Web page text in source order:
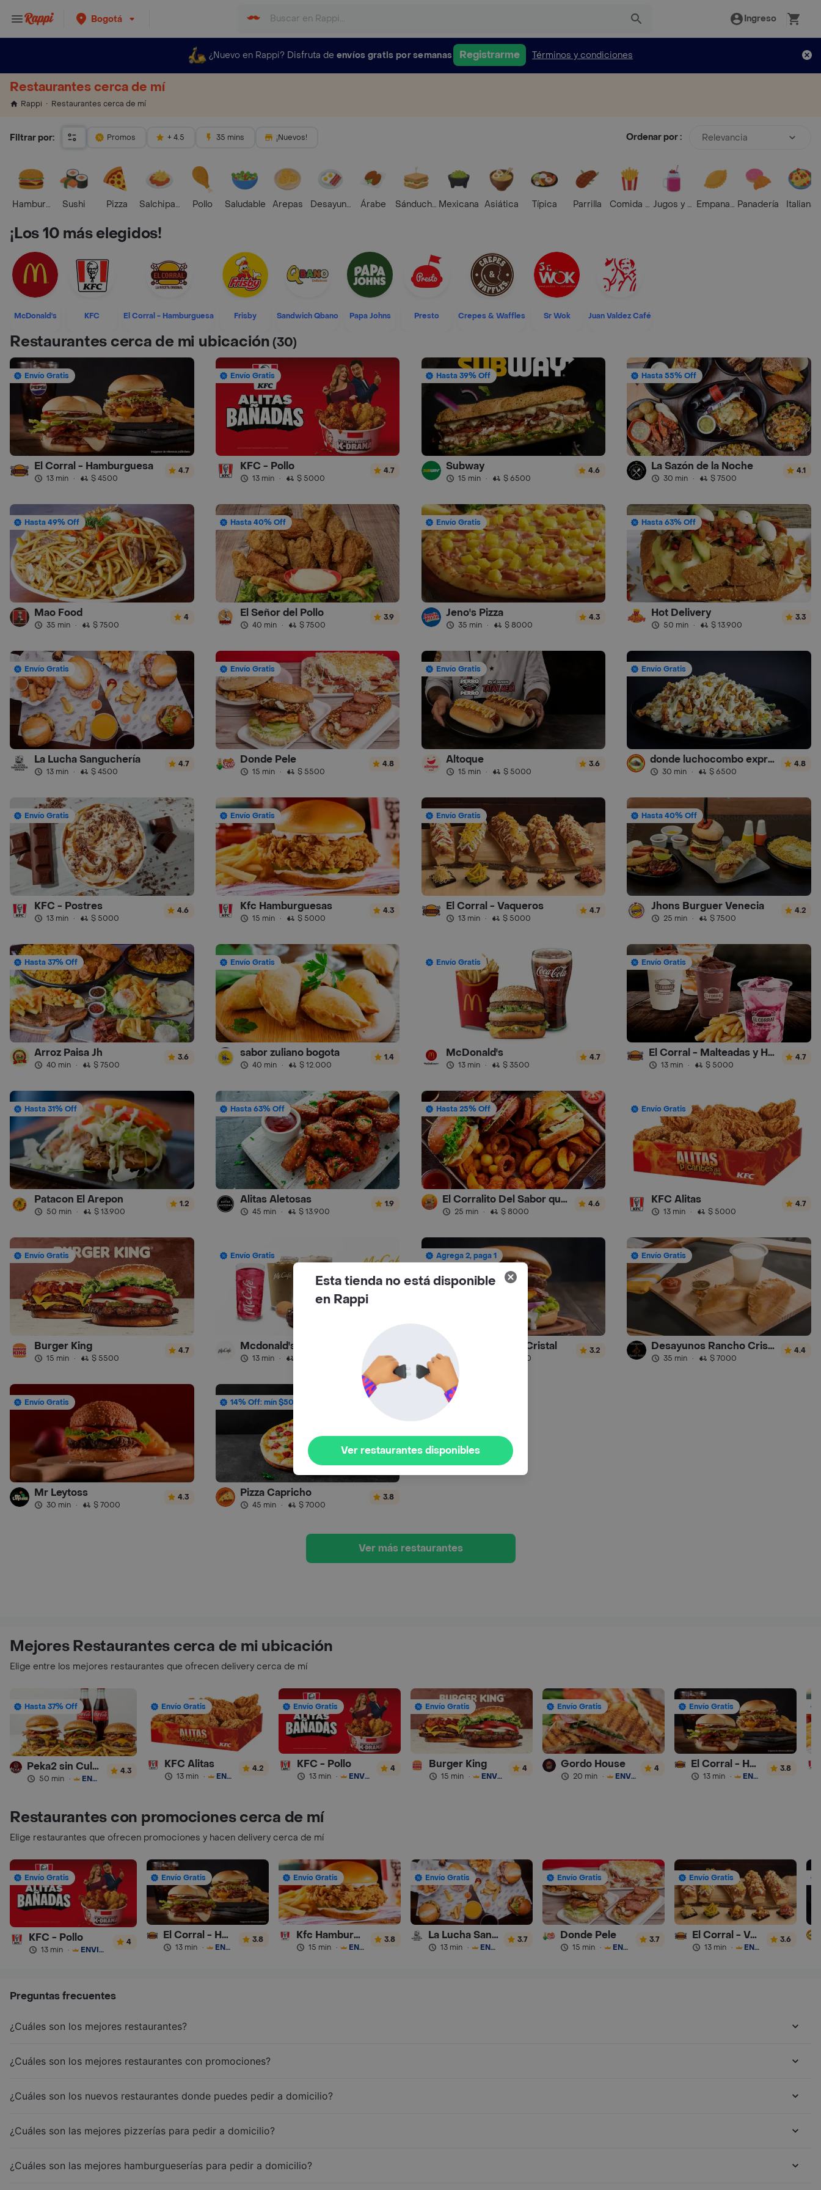
Bogotá Ingreso
¿Nuevo en Rappi? Disfruta de envíos gratis por semanas Registrarme Términos y condiciones
Restaurantes cerca de mí
Rappi Restaurantes cerca de mí
Filtrar por: Promos + 4.5 35 mins ¡Nuevos! Ordenar por : Relevancia
HamburguesaSushi Pizza Salchipapas Pollo Saludable Arepas Desayunos Árabe SánduchesMexicana Asiática Típica Parrilla Comida RápidaJugos y BatidosEmpanadasPanadería Italiana
¡Los 10 más elegidos!
McDonald's KFC El Corral - Hamburguesa Frisby Sandwich Qbano Papa Johns Presto Crepes & Waffles Sr Wok Juan Valdez Café
Restaurantes cerca de mi ubicación(30)
Envío Gratis
El Corral - Hamburguesa
13 min · $ 4500
4.7
Envío Gratis
KFC - Pollo
13 min · $ 5000
4.7
Hasta 39% Off
Subway
15 min · $ 6500
4.6
Hasta 55% Off
La Sazón de la Noche
30 min · $ 7500
4.1
Hasta 49% Off
Mao Food
35 min · $ 7500
4
Hasta 40% Off
El Señor del Pollo
40 min · $ 7500
3.9
Envío Gratis
Jeno's Pizza
35 min · $ 8000
4.3
Hasta 63% Off
Hot Delivery
50 min · $ 13.900
3.3
Envío Gratis
La Lucha Sanguchería
13 min · $ 4500
4.7
Envío Gratis
Donde Pele
15 min · $ 5500
4.8
Envío Gratis
Altoque
15 min · $ 5000
3.6
Envío Gratis
donde luchocombo express
30 min · $ 6500
4.8
Envío Gratis
KFC - Postres
13 min · $ 5000
4.6
Envío Gratis
Kfc Hamburguesas
15 min · $ 5000
4.3
Envío Gratis
El Corral - Vaqueros
13 min · $ 5000
4.7
Hasta 40% Off
Jhons Burguer Venecia
25 min · $ 7500
4.2
Hasta 37% Off
Arroz Paisa Jh
40 min · $ 7500
3.6
Envío Gratis
sabor zuliano bogota
40 min · $ 12.000
1.4
Envío Gratis
McDonald's
13 min · $ 3500
4.7
Envío Gratis
El Corral - Malteadas y Helados
13 min · $ 5000
4.7
Hasta 31% Off
Patacon El Arepon
50 min · $ 13.900
1.2
Hasta 63% Off
Alitas Aletosas
45 min · $ 13.900
1.9
Hasta 25% Off
El Corralito Del Sabor que Sabor
25 min · $ 8000
4.6
Envío Gratis
KFC Alitas
13 min · $ 5000
4.7
Envío Gratis
Burger King
15 min · $ 5500
4.7
Envío Gratis
Mcdonald's McCafé
13 min ·
Agrega 2, paga 1
Pizzeria Rancho Cristal
$ 7000
3.2
Envío Gratis
Desayunos Rancho Cristal
35 min · $ 7000
4.4
Envío Gratis
Mr Leytoss
30 min · $ 7000
4.3
14% Off: mín $50mil
Pizza Capricho
45 min · $ 7000
3.8
Ver más restaurantes
Mejores Restaurantes cerca de mi ubicación
Elige entre los mejores restaurantes que ofrecen delivery cerca de mí
Hasta 37% Off
Peka2 sin Culpa Lourdes
50 min · ENVÍO GRATIS
4.3
Envío Gratis
KFC Alitas
13 min · ENVÍO GRATIS
4.2
Envío Gratis
KFC - Pollo
13 min · ENVÍO GRATIS
4
Envío Gratis
Burger King
15 min · ENVÍO GRATIS
4
Envío Gratis
Gordo House
20 min · ENVÍO GRATIS
4
Envío Gratis
El Corral - Hamburguesa
13 min · ENVÍO GRATIS
3.8
Restaurantes con promociones cerca de mí
Elige restaurantes que ofrecen promociones y hacen delivery cerca de mí
Envío Gratis
KFC - Pollo
13 min · ENVÍO GRATIS
4
Envío Gratis
El Corral - Hamburguesa
13 min · ENVÍO GRATIS
3.8
Envío Gratis
Kfc Hamburguesas
15 min · ENVÍO GRATIS
3.8
Envío Gratis
La Lucha Sanguchería
13 min · ENVÍO GRATIS
3.7
Envío Gratis
Donde Pele
15 min · ENVÍO GRATIS
3.7
Envío Gratis
El Corral - Vaqueros
13 min · ENVÍO GRATIS
3.6
Preguntas frecuentes
¿Cuáles son los mejores restaurantes?
¿Cuáles son los mejores restaurantes con promociones?
¿Cuáles son los nuevos restaurantes donde puedes pedir a domicilio?
¿Cuáles son las mejores pizzerías para pedir a domicilio?
¿Cuáles son las mejores hamburgueserías para pedir a domicilio?
Esta tienda no está disponible
en Rappi
Ver restaurantes disponibles